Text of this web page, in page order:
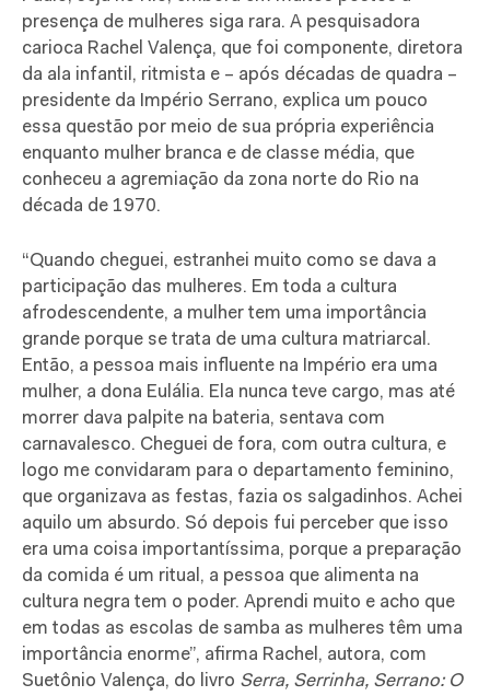
presença de mulheres siga rara. A pesquisadora
carioca Rachel Valença, que foi componente, diretora
da ala infantil, ritmista e – após décadas de quadra –
presidente da Império Serrano, explica um pouco
essa questão por meio de sua própria experiência
enquanto mulher branca e de classe média, que
conheceu a agremiação da zona norte do Rio na
década de 1970.
“Quando cheguei, estranhei muito como se dava a
participação das mulheres. Em toda a cultura
afrodescendente, a mulher tem uma importância
grande porque se trata de uma cultura matriarcal.
Então, a pessoa mais influente na Império era uma
mulher, a dona Eulália. Ela nunca teve cargo, mas até
morrer dava palpite na bateria, sentava com
carnavalesco. Cheguei de fora, com outra cultura, e
logo me convidaram para o departamento feminino,
que organizava as festas, fazia os salgadinhos. Achei
aquilo um absurdo. Só depois fui perceber que isso
era uma coisa importantíssima, porque a preparação
da comida é um ritual, a pessoa que alimenta na
cultura negra tem o poder. Aprendi muito e acho que
em todas as escolas de samba as mulheres têm uma
importância enorme”, afirma Rachel, autora, com
Suetônio Valença, do livro Serra, Serrinha, Serrano: O